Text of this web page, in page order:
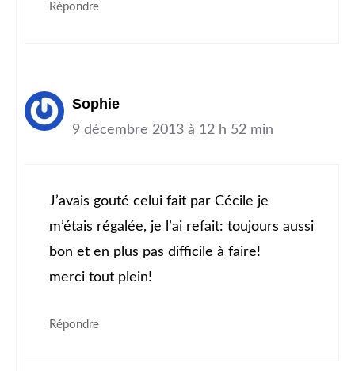
Répondre
Sophie
9 décembre 2013 à 12 h 52 min
J’avais gouté celui fait par Cécile je
m’étais régalée, je l’ai refait: toujours aussi
bon et en plus pas difficile à faire!
merci tout plein!
Répondre